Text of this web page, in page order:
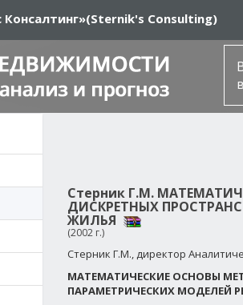
(Sternik's Consulting)
Стерник Г.М.
ДИСКРЕТНЫХ
ЖИЛЬЯ
(2002 г.)
Стерник Г.М., директор
МАТЕМАТИЧЕСКИЕ ОСНОВЫ
ПАРАМЕТРИЧЕСКИХ МОДЕЛЕЙ